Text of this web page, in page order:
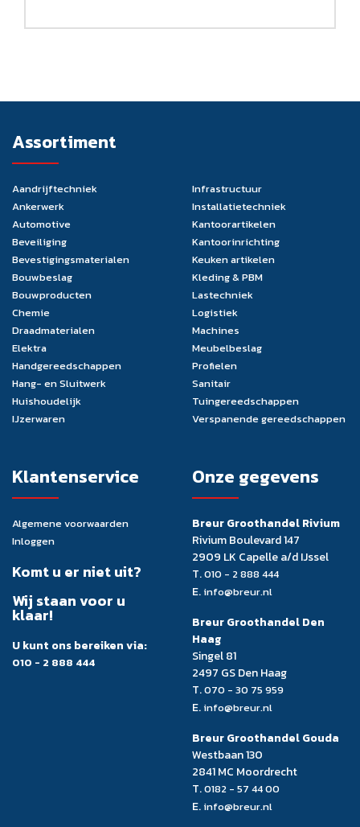
Assortiment
Aandrijftechniek
Ankerwerk
Automotive
Beveiliging
Bevestigingsmaterialen
Bouwbeslag
Bouwproducten
Chemie
Draadmaterialen
Elektra
Handgereedschappen
Hang- en Sluitwerk
Huishoudelijk
IJzerwaren
Infrastructuur
Installatietechniek
Kantoorartikelen
Kantoorinrichting
Keuken artikelen
Kleding & PBM
Lastechniek
Logistiek
Machines
Meubelbeslag
Profielen
Sanitair
Tuingereedschappen
Verspanende gereedschappen
Klantenservice
Algemene voorwaarden
Inloggen
Komt u er niet uit?
Wij staan voor u
klaar!
U kunt ons bereiken via:
010 - 2 888 444
Onze gegevens
Breur Groothandel Rivium
Rivium Boulevard 147
2909 LK Capelle a/d IJssel
T.010 - 2 888 444
E. info@breur.nl
Breur Groothandel Den
Haag
Singel 81
2497 GS Den Haag
T.070 - 30 75 959
E. info@breur.nl
Breur Groothandel Gouda
Westbaan 130
2841 MC Moordrecht
T.0182 - 57 44 00
E. info@breur.nl